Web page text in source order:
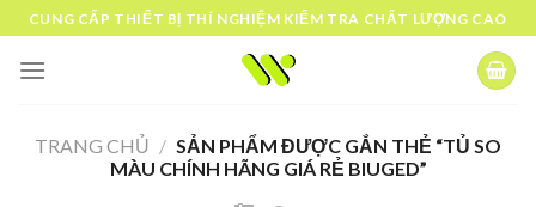
Skip
to
content
CUNG CẤP THIẾT BỊ THÍ NGHIỆM KIỂM TRA CHẤT LƯỢNG CAO
TRANG CHỦ / SẢN PHẨM ĐƯỢC GẮN THẺ “TỦ SO
MÀU CHÍNH HÃNG GIÁ RẺ BIUGED”